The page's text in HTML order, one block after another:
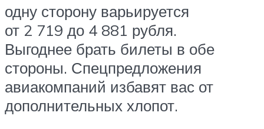
одну сторону варьируется
от 2 719 до 4 881 рубля.
Выгоднее брать билеты в обе
стороны. Спецпредложения
авиакомпаний избавят вас от
дополнительных хлопот.